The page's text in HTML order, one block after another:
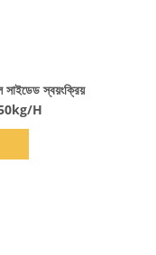
সাইডেড স্বয়ংক্রিয়
H